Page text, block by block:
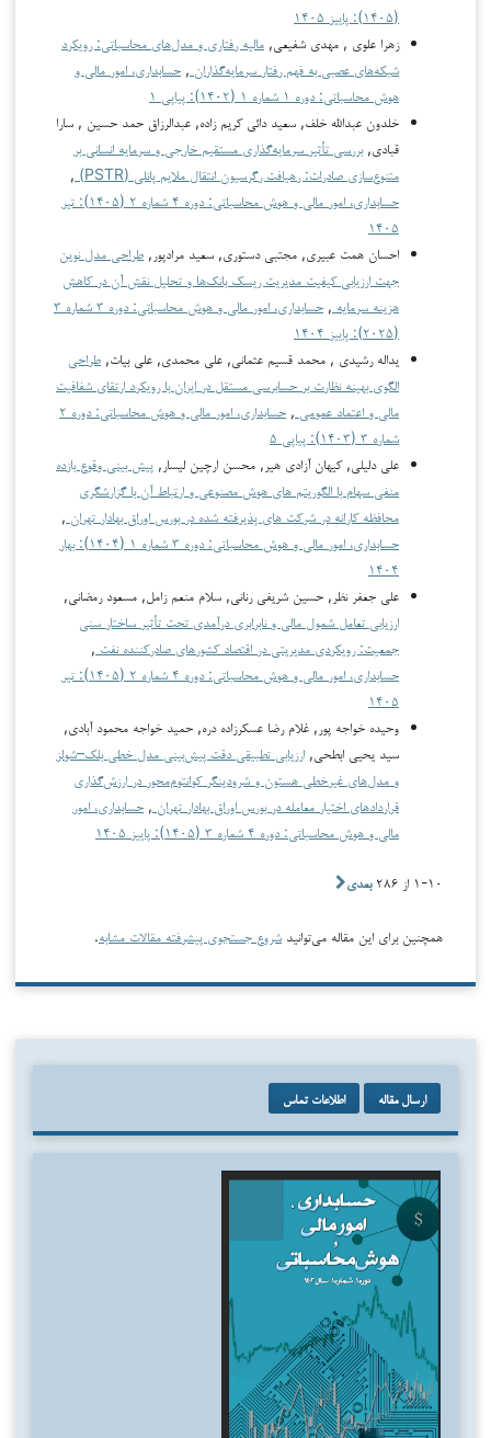
(۱۴۰۵): پاییز ۱۴۰۵
زهرا علوی , مهدی شفیعی, مالیه رفتاری و مدل‌های محاسباتی: رویکرد
شبکه‌های عصبی به فهم رفتار سرمایه‌گذاران , حسابداری، امور مالی و
هوش محاسباتی: دوره ۱ شماره ۱ (۱۴۰۲): پیاپی ۱
خلدون عبدالله خلف, سعید دائی کریم زاده, عبدالرزاق حمد حسین , سارا
قبادی,بررسی تأثیر سرمایه‌گذاری مستقیم خارجی و سرمایه انسانی بر
متنوع‌سازی صادرات: رهیافت رگرسیون انتقال ملایم پانلی (PSTR)
,
حسابداری، امور مالی و هوش محاسباتی: دوره ۴ شماره ۲ (۱۴۰۵): تیر
۱۴۰۵
احسان همت عبیری, مجتبی دستوری, سعید مرادپور, طراحی مدل نوین
جهت ارزیابی کیفیت مدیریت ریسک بانک‌ها و تحلیل نقش آن در کاهش
هزینه سرمایه ,
حسابداری، امور مالی و هوش محاسباتی: دوره ۳ شماره ۳
(۲۰۲۵): پاییز ۱۴۰۴
یداله رشیدی , محمد قسیم عثمانی, علی محمدی, علی بیات, طراحی
الگوی بهینه نظارت بر حسابرسی مستقل در ایران با رویکرد ارتقای شفافیت
مالی و اعتماد عمومی ,
حسابداری، امور مالی و هوش محاسباتی: دوره ۲
شماره ۳ (۱۴۰۳): پیاپی ۵
علی دلیلی, کیهان آزادی هیر, محسن ارچین لیسار, پیش بینی وقوع بازده
منفی سهام با الگوریتم های هوش مصنوعی و ارتباط آن با گزارشگری
محافظه کارانه در شرکت های پذیرفته شده در بورس اوراق بهادار تهران ,
حسابداری، امور مالی و هوش محاسباتی: دوره ۳ شماره ۱ (۱۴۰۴): بهار
۱۴۰۴
علی جعفر نظر, حسین شریفی رنانی, سلام منعم زامل, مسعود رمضانی,
ارزیابی تعامل شمول مالی و نابرابری درآمدی تحت تأثیر ساختار سنی
جمعیت: رویکردی مدیریتی در اقتصاد کشورهای صادرکننده نفت ,
حسابداری، امور مالی و هوش محاسباتی: دوره ۴ شماره ۲ (۱۴۰۵): تیر
۱۴۰۵
وحیده خواجه پور, غلام رضا عسکرزاده دره, حمید خواجه محمود آبادی,
سید یحیی ابطحی, ارزیابی تطبیقی دقت پیش‌بینی مدل خطی بلک–شولز
و مدل‌های غیرخطی هستون و شرودینگر کوانتوم‌محور در ارزش‌گذاری
قراردادهای اختیار معامله در بورس اوراق بهادار تهران , حسابداری، امور
مالی و هوش محاسباتی: دوره ۴ شماره ۳ (۱۴۰۵): پاییز ۱۴۰۵
۱-۱۰ از ۲۸۶ بعدی
همچنین برای این مقاله می‌توانید شروع جستجوی پیشرفته مقالات مشابه.
ارسال مقاله اطلاعات تماس